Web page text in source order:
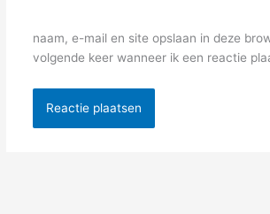
naam, e-mail en site opslaan in deze
volgende keer wanneer ik een reactie